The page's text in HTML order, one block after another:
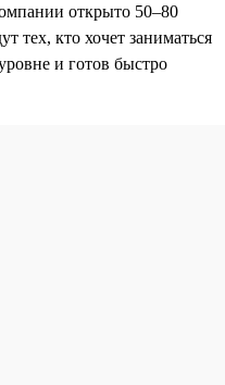
открыто 50–80
тех, кто хочет заниматься
и готов быстро